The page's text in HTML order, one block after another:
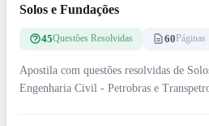
Solos e Fundações
45Questões Resolvidas 60Páginas
Apostila com questões resolvidas de
Engenharia Civil - Petrobras e